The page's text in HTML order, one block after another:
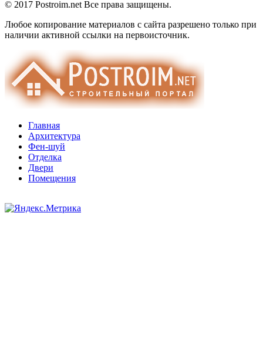
© 2017 Postroim.net Все права защищены.
Любое копирование материалов с сайта разрешено только при
наличии активной ссылки на первоисточник.
Главная
Архитектура
Фен-шуй
Отделка
Двери
Помещения